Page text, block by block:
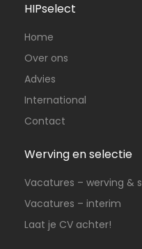
HIPselect
Home
Over ons
Advies
International
Contact
Werving en selectie
Vacatures – werving &
Vacatures – interim
Laat je CV achter!